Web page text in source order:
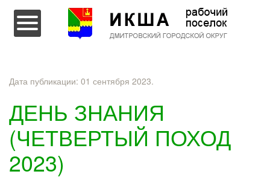
Перейти к содержимому
Дата публикации: 01 сентября 2023.
ДЕНЬ ЗНАНИЯ
(ЧЕТВЕРТЫЙ ПОХОД
2023)